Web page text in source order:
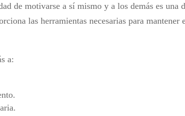
de motivarse a sí mismo y a los demás es una
las herramientas necesarias para mantener
a: